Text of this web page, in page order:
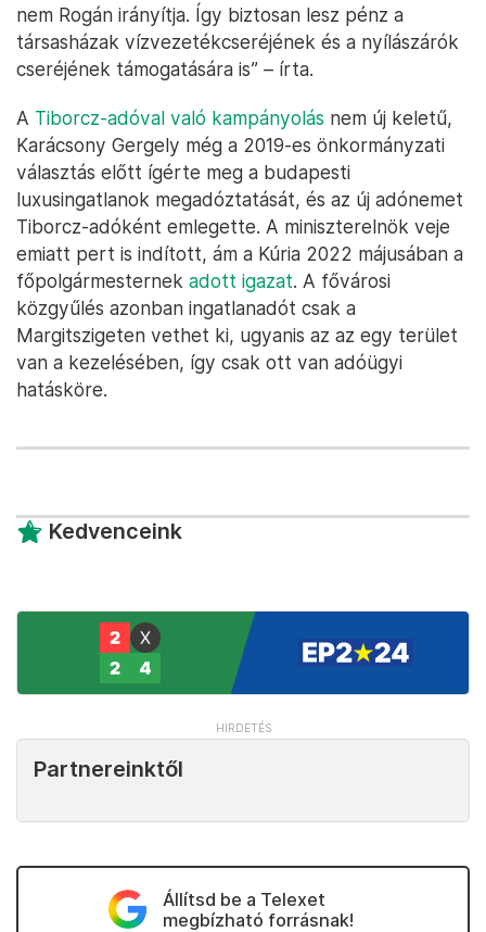
nem Rogán irányítja. Így biztosan lesz pénz a
társasházak vízvezetékcseréjének és a nyílászárók
cseréjének támogatására is” – írta.
A Tiborcz-adóval való kampányolás nem új keletű,
Karácsony Gergely még a 2019-es önkormányzati
választás előtt ígérte meg a budapesti
luxusingatlanok megadóztatását, és az új adónemet
Tiborcz-adóként emlegette. A miniszterelnök veje
emiatt pert is indított, ám a Kúria 2022 májusában a
főpolgármesternek adott igazat. A fővárosi
közgyűlés azonban ingatlanadót csak a
Margitszigeten vethet ki, ugyanis az az egy terület
van a kezelésében, így csak ott van adóügyi
hatásköre.
Kedvenceink
Partnereinktől
Állítsd be a Telexet
megbízható forrásnak!